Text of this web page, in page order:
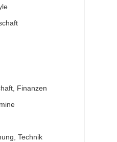
Finanzen
Technik